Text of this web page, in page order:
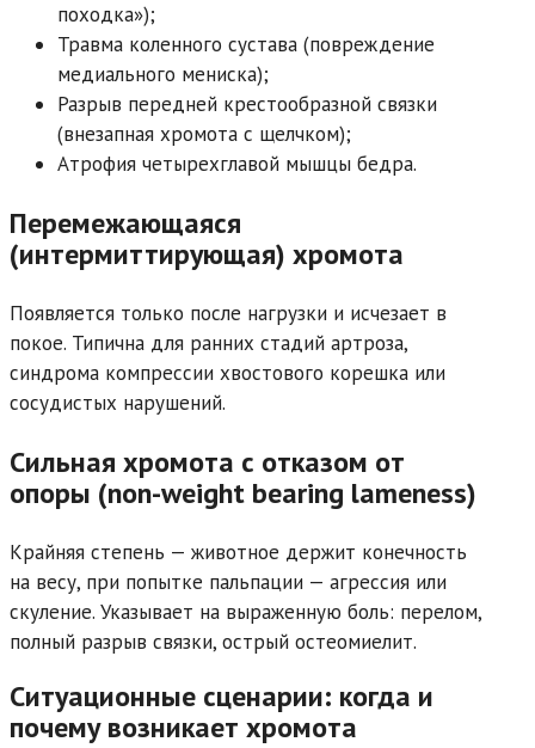
походка»);
Травма коленного сустава (повреждение
медиального мениска);
Разрыв передней крестообразной связки
(внезапная хромота с щелчком);
Атрофия четырехглавой мышцы бедра.
Перемежающаяся
(интермиттирующая) хромота
Появляется только после нагрузки и исчезает в
покое. Типична для ранних стадий артроза,
синдрома компрессии хвостового корешка или
сосудистых нарушений.
Сильная хромота с отказом от
опоры (non-weight bearing lameness)
Крайняя степень — животное держит конечность
на весу, при попытке пальпации — агрессия или
скуление. Указывает на выраженную боль: перелом,
полный разрыв связки, острый остеомиелит.
Ситуационные сценарии: когда и
почему возникает хромота